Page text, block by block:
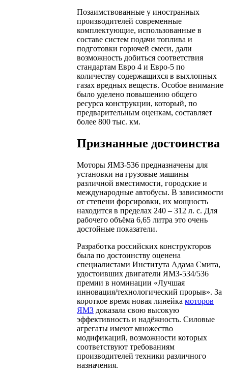
Позаимствованные у иностранных
производителей современные
комплектующие, использованные в
составе систем подачи топлива и
подготовки горючей смеси, дали
возможность добиться соответствия
стандартам Евро 4 и Евро-5 по
количеству содержащихся в выхлопных
газах вредных веществ. Особое внимание
было уделено повышению общего
ресурса конструкции, который, по
предварительным оценкам, составляет
более 800 тыс. км.
Признанные достоинства
Моторы ЯМЗ-536 предназначены для
установки на грузовые машины
различной вместимости, городские и
международные автобусы. В зависимости
от степени форсировки, их мощность
находится в пределах 240 – 312 л. с. Для
рабочего объёма 6,65 литра это очень
достойные показатели.
Разработка российских конструкторов
была по достоинству оценена
специалистами Института Адама Смита,
удостоивших двигатели ЯМЗ-534/536
премии в номинации «Лучшая
инновация/технологический прорыв». За
короткое время новая линейка моторов
ЯМЗ доказала свою высокую
эффективность и надёжность. Силовые
агрегаты имеют множество
модификаций, возможности которых
соответствуют требованиям
производителей техники различного
назначения.